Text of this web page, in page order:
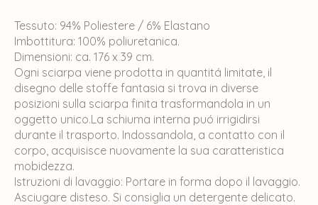
Tessuto: 94% Poliestere / 6% Elastano
Imbottitura: 100% poliuretanica.
Dimensioni: ca. 176 x 39 cm.
Ogni sciarpa viene prodotta in quantitá limitate, il
disegno delle stoffe fantasia si trova in diverse
posizioni sulla sciarpa finita trasformandola in un
oggetto unico.La schiuma interna puó irrigidirsi
durante il trasporto. Indossandola, a contatto con il
corpo, acquisisce nuovamente la sua caratteristica
mobidezza.
Istruzioni di lavaggio: Portare in forma dopo il lavaggio.
Asciugare disteso. Si consiglia un detergente delicato.